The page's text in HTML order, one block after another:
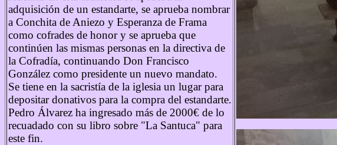
adquisición de un estandarte, se aprueba nombrar
a Conchita de Aniezo y Esperanza de Frama
como cofrades de honor y se aprueba que
continúen las mismas personas en la directiva de
la Cofradía, continuando Don Francisco
González como presidente un nuevo mandato.
Se tiene en la sacristía de la iglesia un lugar para
depositar donativos para la compra del estandarte.
Pedro Álvarez ha ingresado más de 2000€ de lo
recuadado con su libro sobre "La Santuca" para
este fin.